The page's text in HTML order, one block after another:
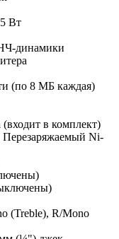
Вт
динамики
(по 8 МБ каждая)
(входит в комплект)
Перезаряжаемый Ni-
(Treble), R/Mono